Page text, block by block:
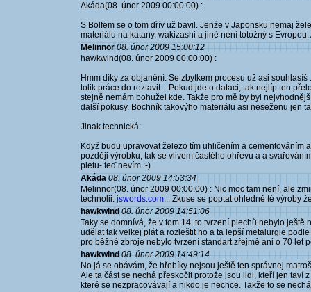
Akáda(08. únor 2009 00:00:00) :
S Bolfem se o tom dřív už bavil. Jenže v Japonsku nemaj
materiálu na katany, wakizashi a jiné není totožný s
Melinnor 08. únor 2009 15:00:12
hawkwind(08. únor 2009 00:00:00) :
Hmm díky za objanění. Se zbytkem procesu už asi
tolik práce do roztavit... Pokud jde o dataci, tak nejlíp ten
stejně nemám bohužel kde. Takže pro mě by byl
další pokusy. Bochník takovýho materiálu asi neseženu jen
Jinak technická:
Když budu upravovat železo tím uhličením a cementováním
později výrobku, tak se vlivem častého ohřevu a a
pletu- teď nevím :-)
Akáda 08. únor 2009 14:53:34
Melinnor(08. únor 2009 00:00:00) : Nic moc tam není, ale
technolii. jswords.com... Zkuse se poptat ohledně té výroby
hawkwind 08. únor 2009 14:51:06
Taky se domnívá, že v tom 14. to tvrzení plechů nebylo
udělat tak velkej plát a rozleštit ho a ta lepší metalurgie
pro běžné zbroje nebylo tvrzení standart zřejmě ani o 70 let
hawkwind 08. únor 2009 14:49:14
No já se obávám, že hřebíky nejsou ještě ten správnej
Ale ta část se nechá přeskočit protože jsou lidi, kteří jen taví
které se nezpracovávají a nikdo je nechce. Takže to se